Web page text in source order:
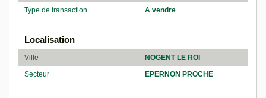
Type de transaction
A vendre
Localisation
Ville
NOGENT LE ROI
Secteur
EPERNON PROCHE